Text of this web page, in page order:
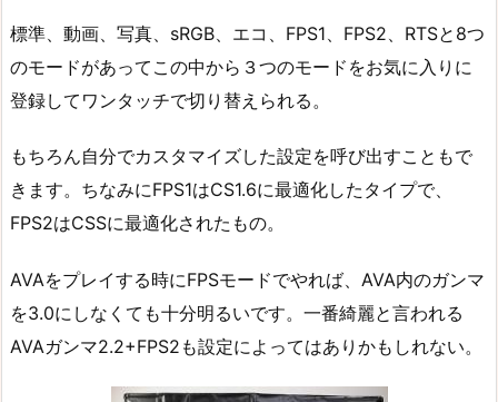
標準、動画、写真、sRGB、エコ、FPS1、FPS2、RTSと8つ
のモードがあってこの中から３つのモードをお気に入りに
登録してワンタッチで切り替えられる。
もちろん自分でカスタマイズした設定を呼び出すこともで
きます。ちなみにFPS1はCS1.6に最適化したタイプで、
FPS2はCSSに最適化されたもの。
AVAをプレイする時にFPSモードでやれば、AVA内のガンマ
を3.0にしなくても十分明るいです。一番綺麗と言われる
AVAガンマ2.2+FPS2も設定によってはありかもしれない。